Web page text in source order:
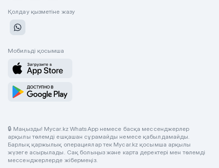
Қолдау қызметіне жазу
Мобильді қосымша
🔒 Маңызды! Mycar.kz WhatsApp немесе басқа мессенджерлер
арқылы төлемді ешқашан сұрамайды немесе қабылдамайды.
Барлық қаржылық операциялар тек Mycar.kz қосымша арқылы
жүзеге асырылады. Сақ болыңыз және карта деректері мен төлемді
мессенджерлерде жібермеңіз.